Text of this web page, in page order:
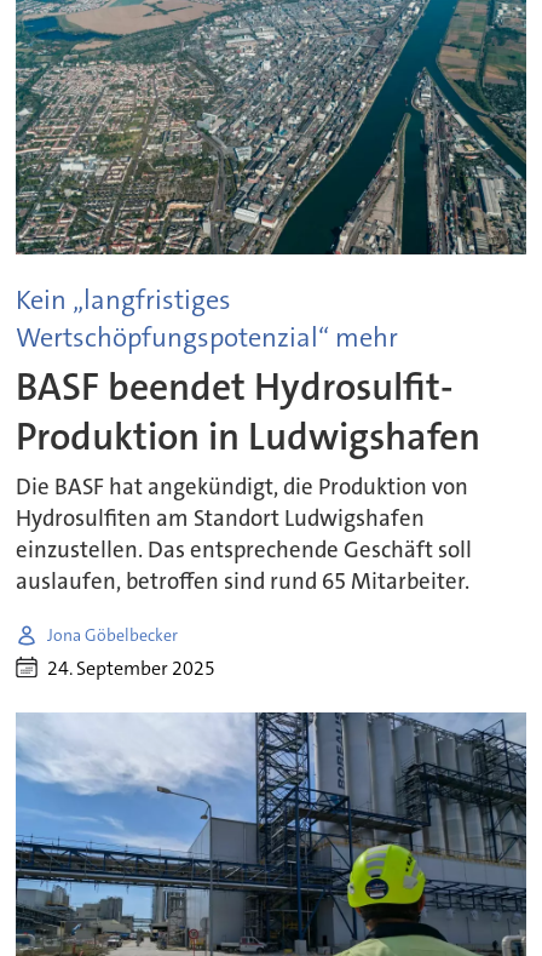
Kein „langfristiges
Wertschöpfungspotenzial“ mehr
BASF beendet Hydrosulfit-
Produktion in Ludwigshafen
Die BASF hat angekündigt, die Produktion von
Hydrosulfiten am Standort Ludwigshafen
einzustellen. Das entsprechende Geschäft soll
auslaufen, betroffen sind rund 65 Mitarbeiter.
Jona Göbelbecker
24. September 2025